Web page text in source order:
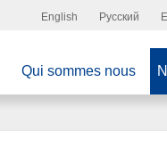
English Русский
Qui sommes nous